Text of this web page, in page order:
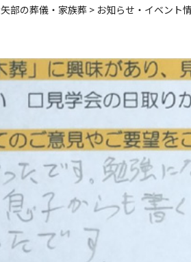
部の葬儀・家族葬 > お知らせ・イベント